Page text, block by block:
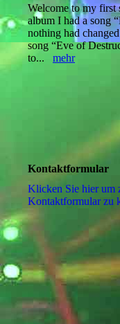
Welcome to my first
album I had a song
nothing had
song “Eve of
to... mehr
Kontaktformular
Klicken Sie hier um
Kon­takt­for­mu­lar zu